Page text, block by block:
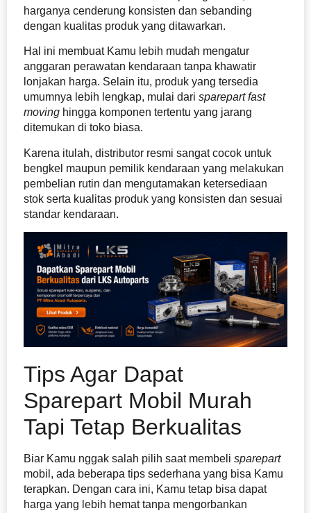
harganya cenderung konsisten dan sebanding
dengan kualitas produk yang ditawarkan.
Hal ini membuat Kamu lebih mudah mengatur
anggaran perawatan kendaraan tanpa khawatir
lonjakan harga. Selain itu, produk yang tersedia
umumnya lebih lengkap, mulai dari sparepart fast
moving hingga komponen tertentu yang jarang
ditemukan di toko biasa.
Karena itulah, distributor resmi sangat cocok untuk
bengkel maupun pemilik kendaraan yang melakukan
pembelian rutin dan mengutamakan ketersediaan
stok serta kualitas produk yang konsisten dan sesuai
standar kendaraan.
Tips Agar Dapat
Sparepart Mobil Murah
Tapi Tetap Berkualitas
Biar Kamu nggak salah pilih saat membeli sparepart
mobil, ada beberapa tips sederhana yang bisa Kamu
terapkan. Dengan cara ini, Kamu tetap bisa dapat
harga yang lebih hemat tanpa mengorbankan